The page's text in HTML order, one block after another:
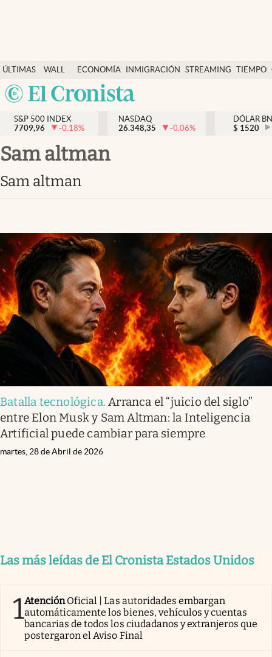
ÚLTIMAS
NOTICIAS
WALL
STREET
Y
DÓLAR
ECONOMÍA INMIGRACIÓN STREAMING TIEMPO
México
Finanzas y economía
Wall Street y dólar
Inmigración
Tiempo
Ciencia y salud
Streaming
PC y mobile
Lifestyle
USA
S&P 500 INDEX
7709,96
-0.18%
NASDAQ
26.348,35
-0.06%
DÓLAR
$ 1520
sam altman
sam altman
Batalla tecnológica.Arranca el “juicio del siglo”
entre Elon Musk y Sam Altman: la Inteligencia
Artificial puede cambiar para siempre
martes, 28 de Abril de 2026
Las más leídas de El Cronista Estados Unidos
1AtenciónOficial | Las autoridades embargan
automáticamente los bienes, vehículos y cuentas
bancarias de todos los ciudadanos y extranjeros que
postergaron el Aviso Final